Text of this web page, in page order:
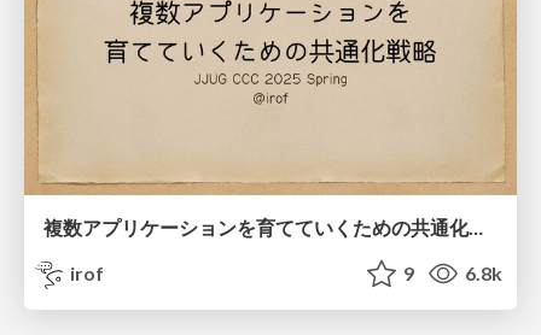
複数アプリケーションを育てていくための共通化戦略
irof
9 6.8k